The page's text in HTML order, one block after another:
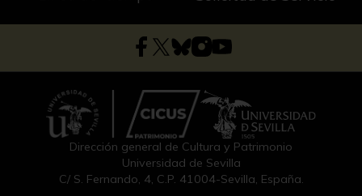
Dirección general de Cultura y Patrimonio
Universidad de Sevilla
C/ S. Fernando, 4, C.P. 41004-Sevilla, España.